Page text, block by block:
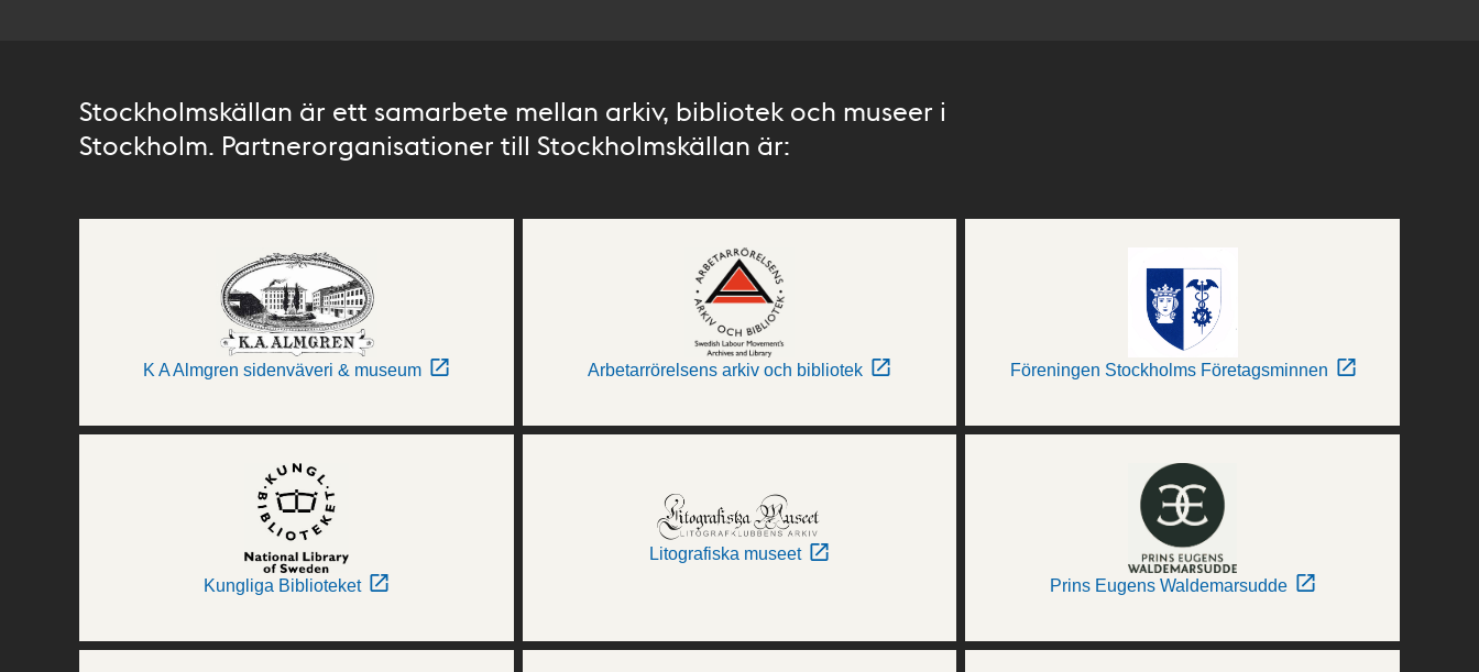
Stockholmskällan är ett samarbete mellan arkiv, bibliotek och museer i
Stockholm. Partnerorganisationer till Stockholmskällan är:
K A Almgren sidenväveri & museum Arbetarrörelsens arkiv och bibliotek Föreningen Stockholms Företagsminnen
Kungliga Biblioteket
Litografiska museet
Prins Eugens Waldemarsudde